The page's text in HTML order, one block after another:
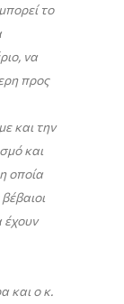
το
να
προς
και την
και
οποία
έχουν
και ο κ.